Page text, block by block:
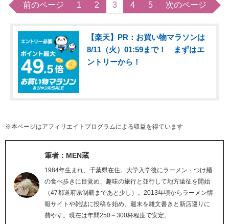
前のページ 1 2 3 4 5 次のページ
【楽天】PR：お買い物マラソンは
8/11（火）01:59まで！ まずはエ
ントリーから！
※本ページはアフィリエイトプログラムによる収益を得ています
筆者：MEN蔵
1984年生まれ、千葉県在住。大学入学後にラーメン・つけ麺
の食べ歩きに目覚め、趣味の旅行と並行して地方遠征を開始
（47都道府県制覇まであと少し）。2013年頃からラーメン情
報サイトや雑誌に投稿を始め、週末を雑文書きと新店巡りに
費やす。現在は年間250～300杯程度で安定。